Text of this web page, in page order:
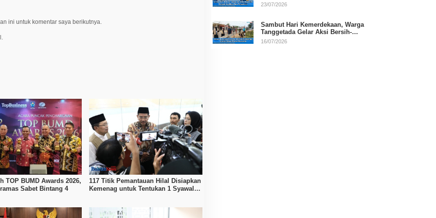
ini untuk komentar saya berikutnya.
TOP BUMD Awards 2026,
Sabet Bintang 4
117 Titik Pemantauan Hilal Disiapkan
Kemenag untuk Tentukan 1 Syawal
RI
23/07/2026
Sambut Hari Kemerdekaan, Warga
Tanggetada Gelar Aksi Bersih-
Bersih Desa
16/07/2026